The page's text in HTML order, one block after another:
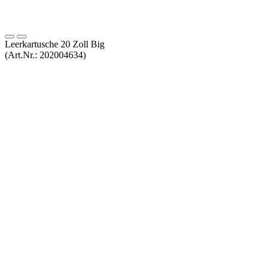
Leerkartusche 20 Zoll Big
(Art.Nr.: 202004634)